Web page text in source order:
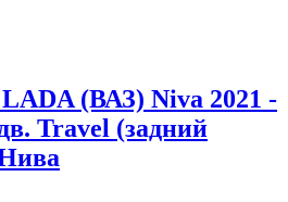
(ВАЗ) Niva 2021 -
Travel (задний